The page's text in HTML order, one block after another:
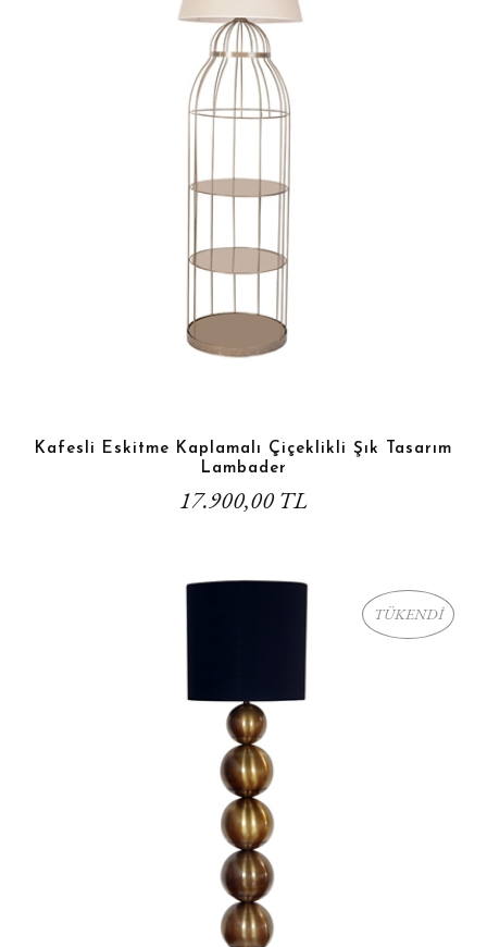
Kafesli Eskitme Kaplamalı Çiçeklikli Şık Tasarım
Lambader
17.900,00 TL
TÜKENDİ